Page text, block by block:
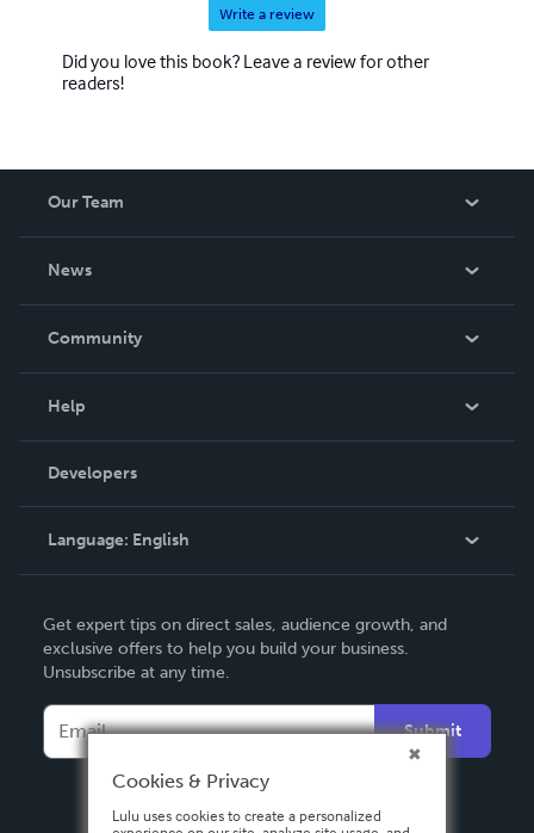
Write a review
Did you love this book? Leave a review for other
readers!
Our Team
News
In The News
Community
Podcast
Help
Order Lookup
Knowledge Base
Contact Support
Developers
Language: English
Deutsch
Français
Italiano
Español
Get expert tips on direct sales, audience growth, and
exclusive offers to help you build your business.
Unsubscribe at any time.
Submit
Cookies & Privacy
Lulu uses cookies to create a personalized